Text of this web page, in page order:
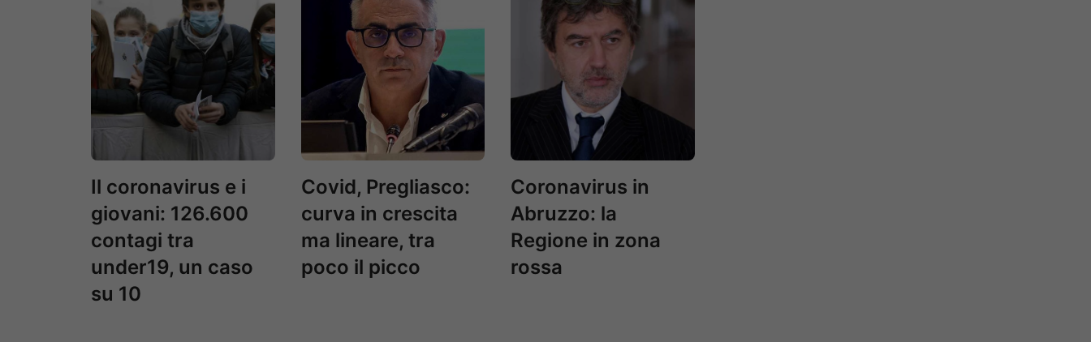
Il coronavirus e i
giovani: 126.600
contagi tra
under19, un caso
su 10
Covid, Pregliasco:
curva in crescita
ma lineare, tra
poco il picco
Coronavirus in
Abruzzo: la
Regione in zona
rossa